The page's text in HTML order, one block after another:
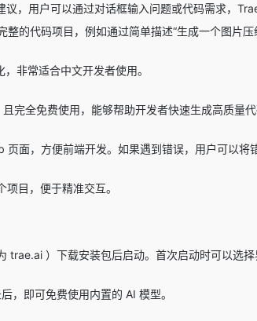
，用户可以通过对话框输入问题或代码需求，
整的代码项目，例如通过简单描述“生成一个图片压
非常适合中文开发者使用。
完全免费使用，能够帮助开发者快速生成高质量代
面，方便前端开发。如果遇到错误，用户可以将
目，便于精准交互。
trae.ai ）下载安装包后启动。首次启动时可以选
，即可免费使用内置的 AI 模型。